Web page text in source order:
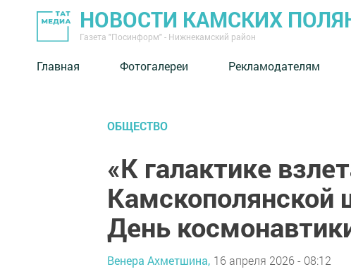
НОВОСТИ КАМСКИХ
Газета "Посинформ" - Нижнекамский район
Главная Фотогалереи Рекламодателям
ОБЩЕСТВО
«К галактике
День
Венера Ахметшина, 16 апреля 2026 - 08:12